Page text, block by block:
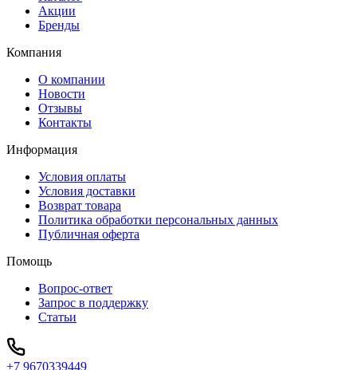
Акции
Бренды
Компания
О компании
Новости
Отзывы
Контакты
Информация
Условия оплаты
Условия доставки
Возврат товара
Политика обработки персональных данных
Публичная оферта
Помощь
Вопрос-ответ
Запрос в поддержку
Статьи
+7 9670339449